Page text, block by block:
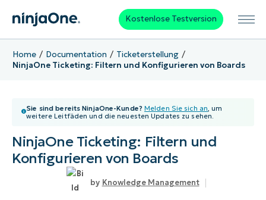
Kostenlose Testversion
Home Documentation
Ticketerstellung
NinjaOne Ticketing: Filtern und Konfigurieren von Boards
Sie sind bereits NinjaOne-Kunde? Melden Sie sich an, um
weitere Leitfäden und die neuesten Updates zu sehen.
NinjaOne Ticketing: Filtern und
Konfigurieren von Boards
Knowledge Management